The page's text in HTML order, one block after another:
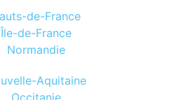
de-France
Île-de-France
Normandie
Aquitaine
Occitanie